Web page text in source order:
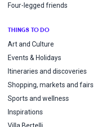
Four-legged friends
THINGS TO DO
Art and Culture
Events & Holidays
Itineraries and discoveries
Shopping, markets and fairs
Sports and wellness
Inspirations